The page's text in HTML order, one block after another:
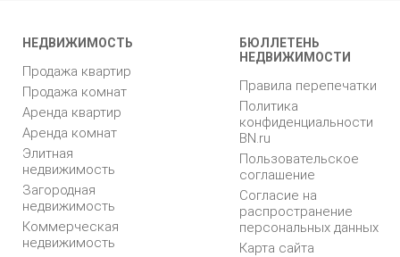
НЕДВИЖИМОСТЬ
Продажа квартир
Продажа комнат
Аренда квартир
Аренда комнат
Элитная
недвижимость
Загородная
недвижимость
Коммерческая
недвижимость
БЮЛЛЕТЕНЬ
НЕДВИЖИМОСТИ
Правила перепечатки
Политика
конфиденциальности
BN.ru
Пользовательское
соглашение
Согласие на
распространение
персональных данных
Карта сайта